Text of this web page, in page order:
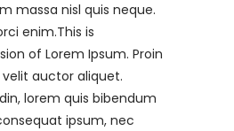
massa nisl quis neque.
enim.This is
of Lorem Ipsum. Proin
auctor aliquet.
lorem quis bibendum
ipsum, nec